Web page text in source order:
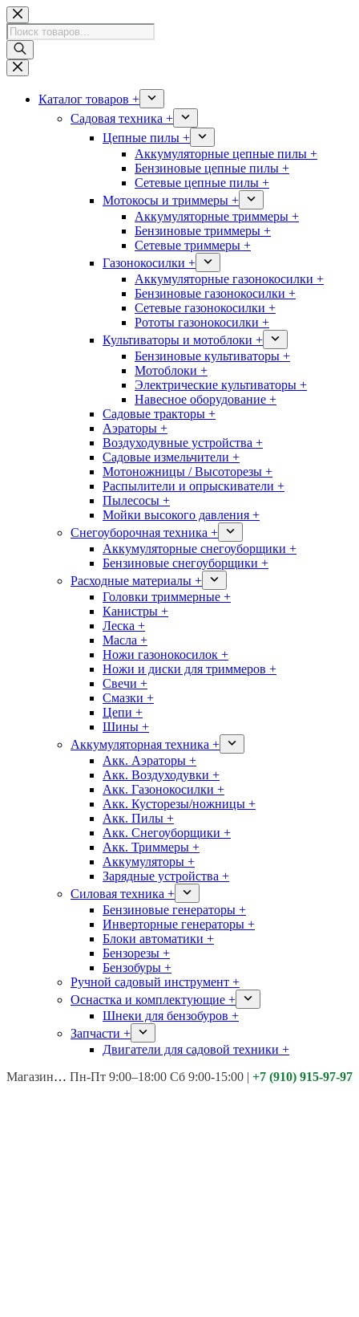
Перейти
к
сути
Поиск
товаров
Каталог товаров +
Садовая техника +
Цепные пилы +
Аккумуляторные цепные пилы +
Бензиновые цепные пилы +
Сетевые цепные пилы +
Мотокосы и триммеры +
Аккумуляторные триммеры +
Бензиновые триммеры +
Сетевые триммеры +
Газонокосилки +
Аккумуляторные газонокосилки +
Бензиновые газонокосилки +
Сетевые газонокосилки +
Рототы газонокосилки +
Культиваторы и мотоблоки +
Бензиновые культиваторы +
Мотоблоки +
Электрические культиваторы +
Навесное оборудование +
Садовые тракторы +
Аэраторы +
Воздуходувные устройства +
Садовые измельчители +
Мотоножницы / Высоторезы +
Распылители и опрыскиватели +
Пылесосы +
Мойки высокого давления +
Снегоуборочная техника +
Аккумуляторные снегоуборщики +
Бензиновые снегоуборщики +
Расходные материалы +
Головки триммерные +
Канистры +
Леска +
Масла +
Ножи газонокосилок +
Ножи и диски для триммеров +
Свечи +
Смазки +
Цепи +
Шины +
Аккумуляторная техника +
Акк. Аэраторы +
Акк. Воздуходувки +
Акк. Газонокосилки +
Акк. Кусторезы/ножницы +
Акк. Пилы +
Акк. Снегоуборщики +
Акк. Триммеры +
Аккумуляторы +
Зарядные устройства +
Силовая техника +
Бензиновые генераторы +
Инверторные генераторы +
Блоки автоматики +
Бензорезы +
Бензобуры +
Ручной садовый инструмент +
Оснастка и комплектующие +
Шнеки для бензобуров +
Запчасти +
Двигатели для садовой техники +
Магазины: Калуга ул. Московская д.113
Пн-Пт 9:00–18:00 Сб 9:00-15:00 | +7 (910) 915-97-97